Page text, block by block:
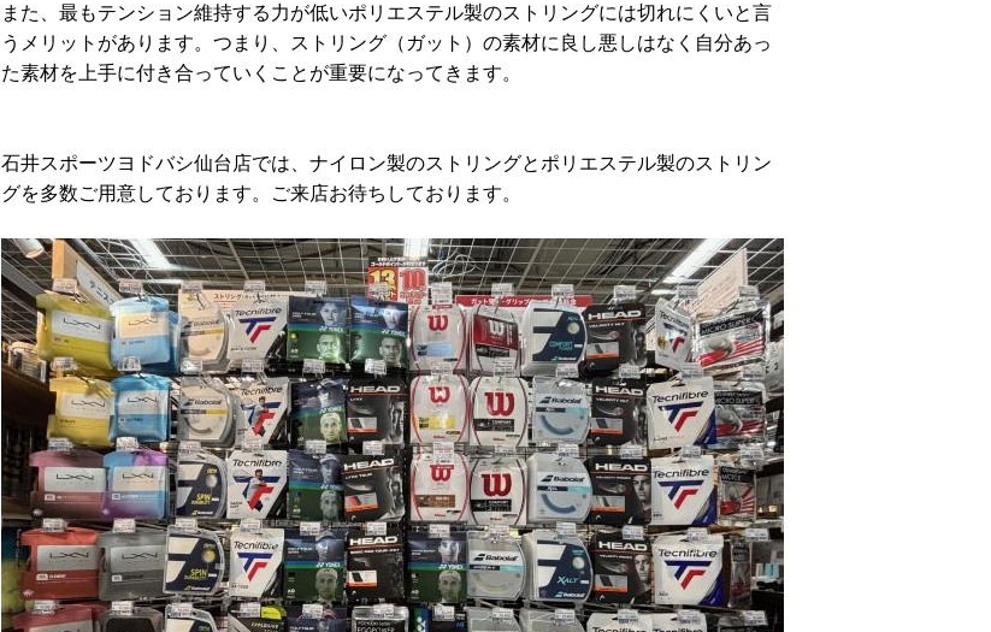
また、最もテンション維持する力が低いポリエステル製のストリングには切れにくいと言
うメリットがあります。つまり、ストリング（ガット）の素材に良し悪しはなく自分あっ
た素材を上手に付き合っていくことが重要になってきます。
石井スポーツヨドバシ仙台店では、ナイロン製のストリングとポリエステル製のストリン
グを多数ご用意しております。ご来店お待ちしております。